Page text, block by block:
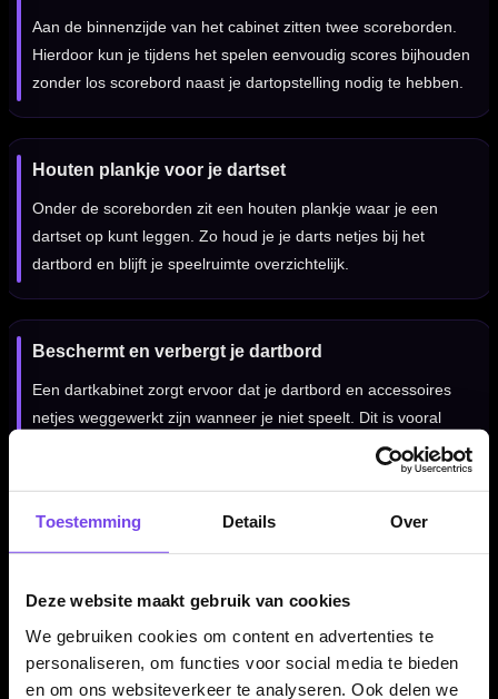
Toestemming Details Over
Deze website maakt gebruik van cookies
We gebruiken cookies om content en advertenties te
personaliseren, om functies voor social media te bieden
en om ons websiteverkeer te analyseren. Ook delen we
Aan de binnenzijde van het cabinet zitten twee scoreborden.
Hierdoor kun je tijdens het spelen eenvoudig scores bijhouden
zonder los scorebord naast je dartopstelling nodig te hebben.
Houten plankje voor je dartset
Onder de scoreborden zit een houten plankje waar je een
dartset op kunt leggen. Zo houd je je darts netjes bij het
dartbord en blijft je speelruimte overzichtelijk.
Beschermt en verbergt je dartbord
Een dartkabinet zorgt ervoor dat je dartbord en accessoires
netjes weggewerkt zijn wanneer je niet speelt. Dit is vooral
handig in woonruimtes, kantines of hobbykamers waar je de
Afmetingen van 58,5 x 51 x 8,5 cm
Het BULL'S Deluxe Wooden Cabinet Light Oak heeft een
hoogte van 58,5 cm, een breedte van 51 cm en een diepte
van 8,5 cm. Daarmee is het cabinet compact genoeg voor
thuisgebruik en groot genoeg voor een nette